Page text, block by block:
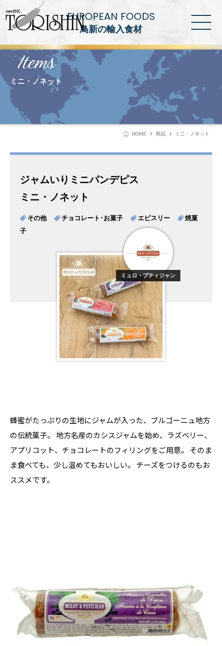
EUROPEAN FOODS
鳥新の輸入食材
Items
ミニ・ノネット
HOME 商品 ミニ・ノネット
ジャムいりミニパンデピス
ミニ・ノネット
その他 チョコレート･お菓子 エピスリー
焼菓
子
ミュロ・プティジャン
蜂蜜がたっぷりの生地にジャムが入った、ブルゴーニュ地方
の伝統菓子。 地方名産のカシスジャムを始め、ラズベリー、
アプリコット、チョコレートのフィリングをご用意。 そのま
ま食べても、少し温めてもおいしい。 チーズをつけるのもお
ススメです。